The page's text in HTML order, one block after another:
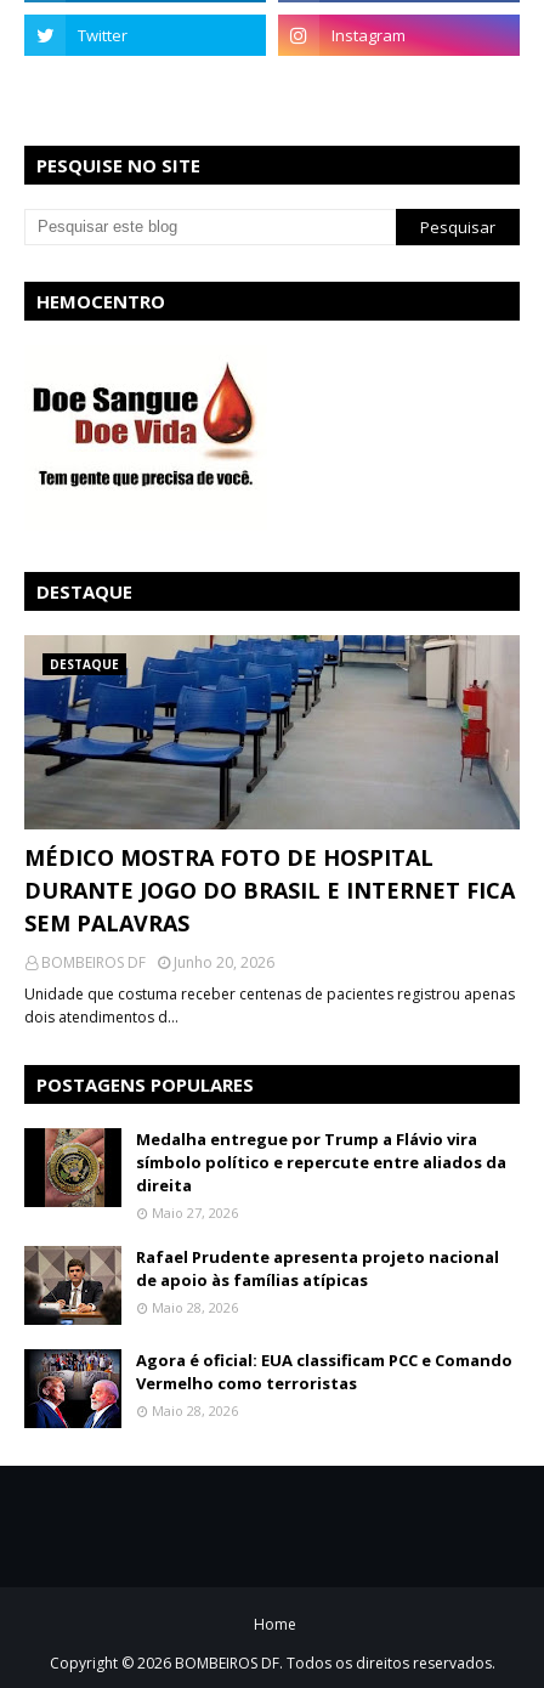
PESQUISE NO SITE
HEMOCENTRO
DESTAQUE
DESTAQUE
MÉDICO MOSTRA FOTO DE HOSPITAL
DURANTE JOGO DO BRASIL E INTERNET FICA
SEM PALAVRAS
BOMBEIROS DF
Junho 20, 2026
Unidade que costuma receber centenas de pacientes registrou apenas
dois atendimentos d…
POSTAGENS POPULARES
Medalha entregue por Trump a Flávio vira
símbolo político e repercute entre aliados da
direita
Maio 27, 2026
Rafael Prudente apresenta projeto nacional
de apoio às famílias atípicas
Maio 28, 2026
Agora é oficial: EUA classificam PCC e Comando
Vermelho como terroristas
Maio 28, 2026
Home
Copyright ©2026 BOMBEIROS DF. Todos os direitos reservados.